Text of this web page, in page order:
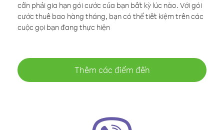
cần phải gia hạn gói cước của bạn bất kỳ lúc nào. Với gói
cước thuê bao hàng tháng, bạn có thể tiết kiệm trên các
cuộc gọi bạn đang thực hiện
Thêm các điểm đến